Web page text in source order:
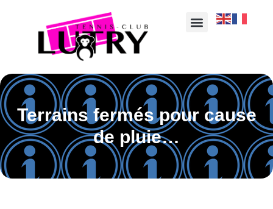
Terrains fermés pour cause
de pluie…